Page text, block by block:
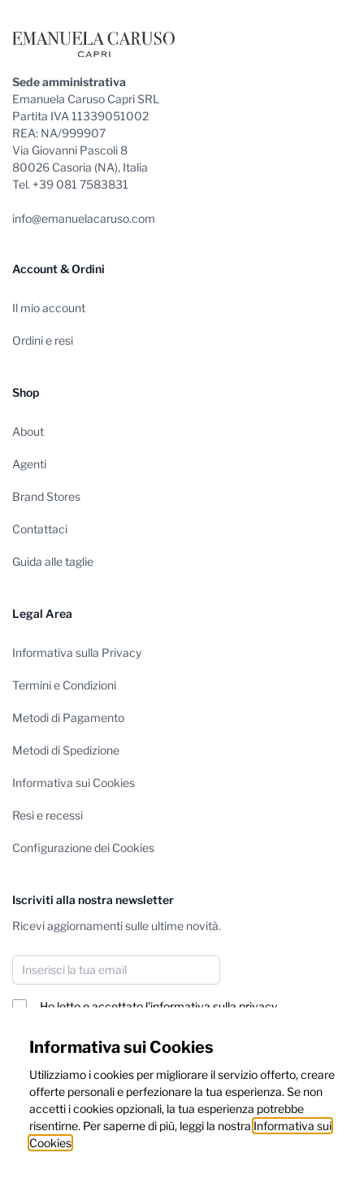
Informativa sui Cookies
Utilizziamo i cookies per migliorare il servizio offerto, creare
offerte personali e perfezionare la tua esperienza. Se non
accetti i cookies opzionali, la tua esperienza potrebbe
risentirne. Per saperne di più, leggi la nostra Informativa sui
Cookies
Sede amministrativa
Emanuela Caruso Capri SRL
Partita IVA 11339051002
REA: NA/999907
Via Giovanni Pascoli 8
80026 Casoria (NA), Italia
Tel. +39 081 7583831
info@emanuelacaruso.com
Account & Ordini
Il mio account
Ordini e resi
Shop
About
Agenti
Brand Stores
Contattaci
Guida alle taglie
Legal Area
Informativa sulla Privacy
Termini e Condizioni
Metodi di Pagamento
Metodi di Spedizione
Informativa sui Cookies
Resi e recessi
Configurazione dei Cookies
Iscriviti alla nostra newsletter
Ricevi aggiornamenti sulle ultime novità.
Indirizzo email
Ho letto e accettato l'informativa sulla privacy
Iscriviti
Questo sito è protetto da reCAPTCHA, e dallePrivacy Policye
Termini e Condizionidi Google.